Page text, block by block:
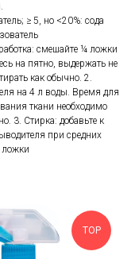
≥ 5, но <20%: сода
смешайте ¼ ложки
на пятно, выдержать не
как обычно. 2.
на 4 л воды. Время для
ткани необходимо
3. Стирка: добавьте к
при средних
ложки
TOP